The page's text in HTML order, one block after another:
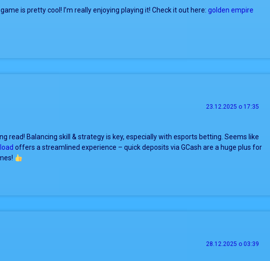
is pretty cool! I’m really enjoying playing it! Check it out here:golden empire
23.12.2025 о 17:35
read! Balancing skill & strategy is key, especially with esports betting. Seems like
offers a streamlined experience – quick deposits via GCash are a huge plus for
28.12.2025 о 03:39